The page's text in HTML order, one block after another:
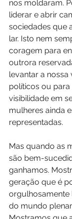
nos moldaram.
liderar e abrir
sociedades que
lar. Isto nem
coragem para
outrora
levantar a nossa
políticos ou para
visibilidade em
mulheres ainda
representadas.
Mas quando as
são bem-
ganhamos.
geração que é
orgulhosamente
do mundo